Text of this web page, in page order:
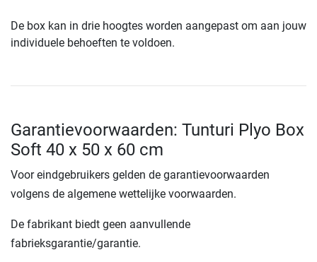
De box kan in drie hoogtes worden aangepast om aan jouw
individuele behoeften te voldoen.
Garantievoorwaarden: Tunturi Plyo Box
Soft 40 x 50 x 60 cm
Voor eindgebruikers gelden de garantievoorwaarden
volgens de algemene wettelijke voorwaarden.
De fabrikant biedt geen aanvullende
fabrieksgarantie/garantie.